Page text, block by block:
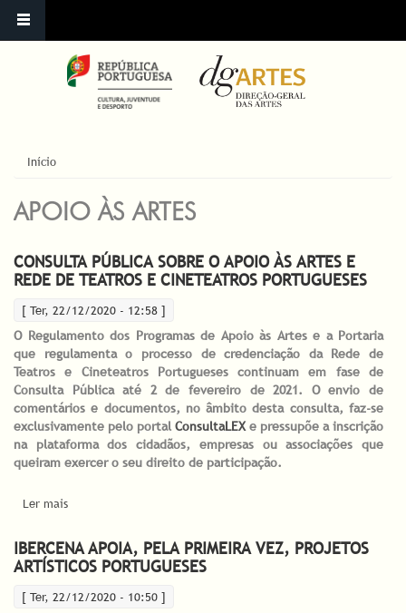
ESTÁ AQUI
Início
APOIO ÀS ARTES
CONSULTA PÚBLICA SOBRE O APOIO ÀS ARTES E
REDE DE TEATROS E CINETEATROS PORTUGUESES
[ Ter, 22/12/2020 - 12:58 ]
O Regulamento dos Programas de Apoio às Artes e a Portaria
que regulamenta o processo de credenciação da Rede de
Teatros e Cineteatros Portugueses continuam em fase de
Consulta Pública até 2 de fevereiro de 2021. O envio de
comentários e documentos, no âmbito desta consulta, faz-se
exclusivamente pelo portal ConsultaLEXe pressupõe a inscrição
na plataforma dos cidadãos, empresas ou associações que
queiram exercer o seu direito de participação.
Ler mais
IBERCENA APOIA, PELA PRIMEIRA VEZ, PROJETOS
ARTÍSTICOS PORTUGUESES
[ Ter, 22/12/2020 - 10:50 ]